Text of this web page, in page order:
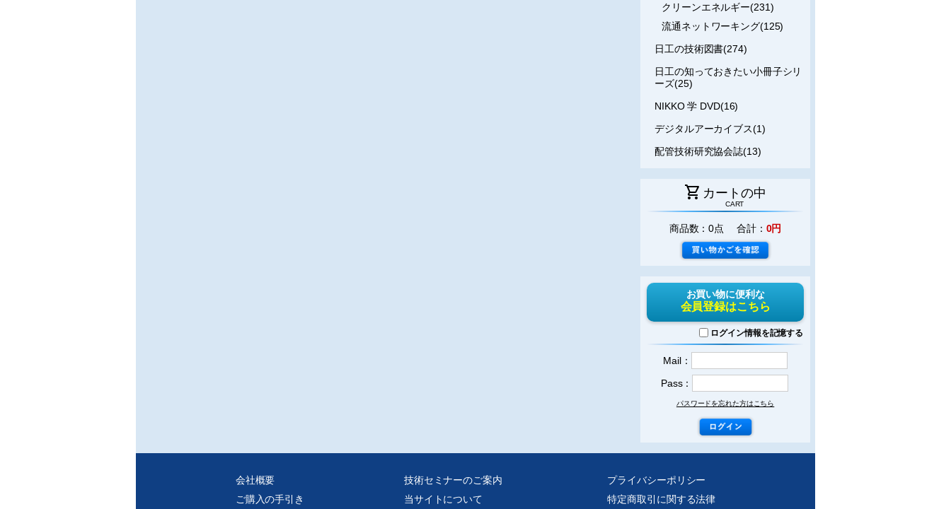
クリーンエネルギー(231)
流通ネットワーキング(125)
日工の技術図書(274)
日工の知っておきたい小冊子シリ
ーズ(25)
NIKKO 学 DVD(16)
デジタルアーカイブス(1)
配管技術研究協会誌(13)
shopping_cart カートの中
CART
商品数：0点 合計： 0円
お買い物に便利な
会員登録はこちら
ログイン情報を記憶する
Mail：
Pass：
パスワードを忘れた方はこちら
会社概要
ご購入の手引き
技術セミナーのご案内
当サイトについて
プライバシーポリシー
特定商取引に関する法律